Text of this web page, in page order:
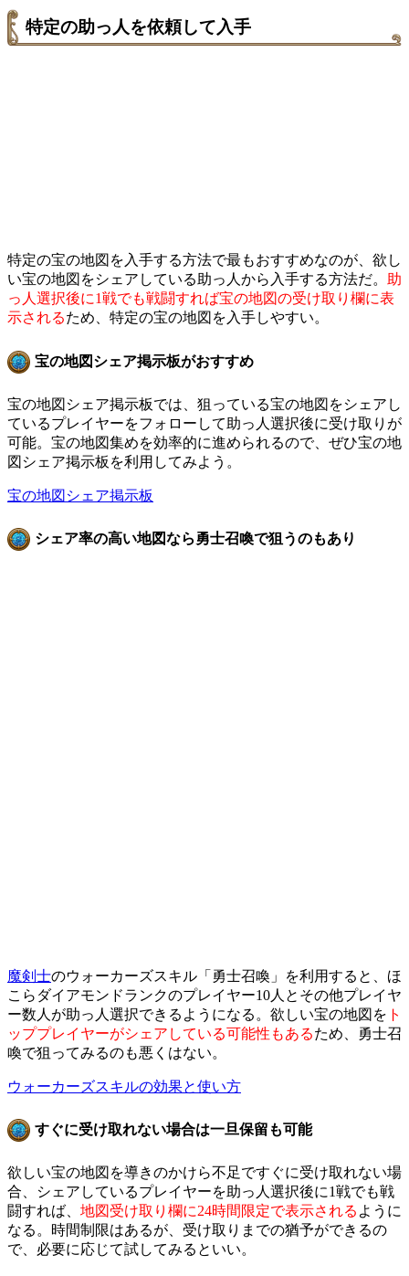
特定の助っ人を依頼して入手
特定の宝の地図を入手する方法で最もおすすめなのが、欲し
い宝の地図をシェアしている助っ人から入手する方法だ。
助
っ人選択後に1戦でも戦闘すれば宝の地図の受け取り欄に表
示されるため、特定の宝の地図を入手しやすい。
宝の地図シェア掲示板がおすすめ
宝の地図シェア掲示板では、狙っている宝の地図をシェアし
ているプレイヤーをフォローして助っ人選択後に受け取りが
可能。宝の地図集めを効率的に進められるので、ぜひ宝の地
図シェア掲示板を利用してみよう。
宝の地図シェア掲示板
シェア率の高い地図なら勇士召喚で狙うのもあり
魔剣士のウォーカーズスキル「勇士召喚」を利用すると、ほ
こらダイアモンドランクのプレイヤー10人とその他プレイヤ
ー数人が助っ人選択できるようになる。欲しい宝の地図を ト
ッププレイヤーがシェアしている可能性もあるため、勇士召
喚で狙ってみるのも悪くはない。
ウォーカーズスキルの効果と使い方
すぐに受け取れない場合は一旦保留も可能
欲しい宝の地図を導きのかけら不足ですぐに受け取れない場
合、シェアしているプレイヤーを助っ人選択後に1戦でも戦
闘すれば、 地図受け取り欄に24時間限定で表示される ように
なる。時間制限はあるが、受け取りまでの猶予ができるの
で、必要に応じて試してみるといい。